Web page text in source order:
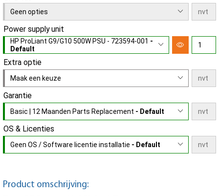
Geen opties
Power supply unit
HP ProLiant G9/G10 500W PSU - 723594-001 -
Default
Extra optie
Maak een keuze
Garantie
Basic | 12 Maanden Parts Replacement - Default
OS & Licenties
Geen OS / Software licentie installatie - Default
Product omschrijving: